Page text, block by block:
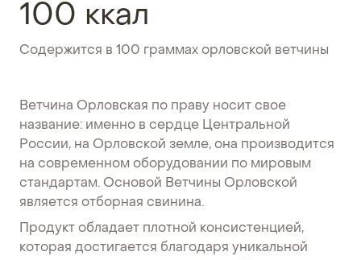
100 ккал
Содержится в 100 граммах орловской ветчины
Ветчина Орловская по праву носит свое
название: именно в сердце Центральной
России, на Орловской земле, она производится
на современном оборудовании по мировым
стандартам. Основой Ветчины Орловской
является отборная свинина.
Продукт обладает плотной консистенцией,
которая достигается благодаря уникальной